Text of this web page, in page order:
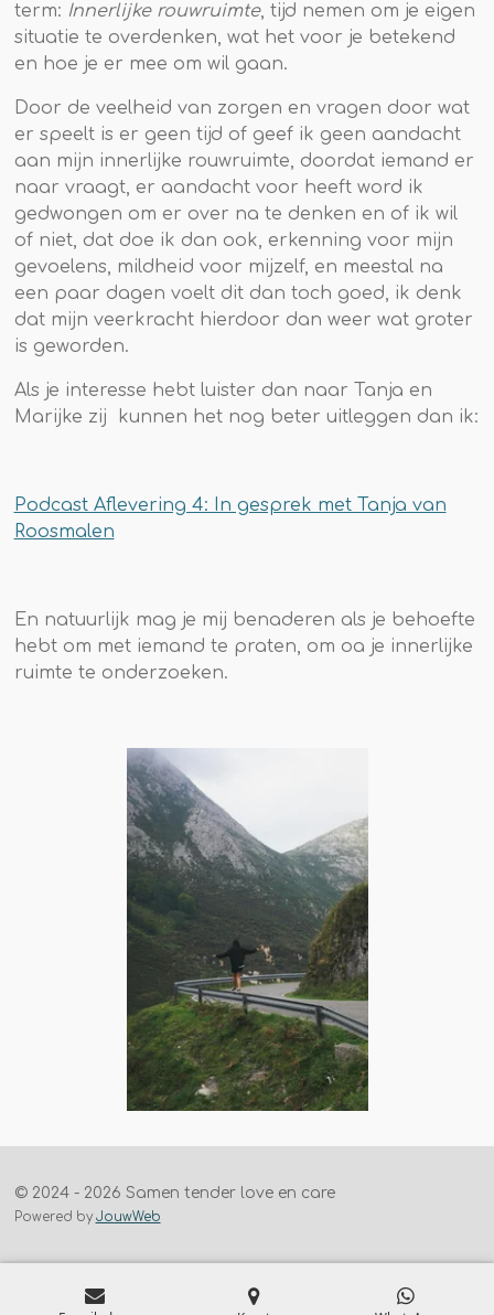
term: Innerlijke rouwruimte, tijd nemen om je eigen
situatie te overdenken, wat het voor je betekend
en hoe je er mee om wil gaan.
Door de veelheid van zorgen en vragen door wat
er speelt is er geen tijd of geef ik geen aandacht
aan mijn innerlijke rouwruimte, doordat iemand er
naar vraagt, er aandacht voor heeft word ik
gedwongen om er over na te denken en of ik wil
of niet, dat doe ik dan ook, erkenning voor mijn
gevoelens, mildheid voor mijzelf, en meestal na
een paar dagen voelt dit dan toch goed, ik denk
dat mijn veerkracht hierdoor dan weer wat groter
is geworden.
Als je interesse hebt luister dan naar Tanja en
Marijke zij kunnen het nog beter uitleggen dan ik:
Podcast Aflevering 4: In gesprek met Tanja van
Roosmalen
En natuurlijk mag je mij benaderen als je behoefte
hebt om met iemand te praten, om oa je innerlijke
ruimte te onderzoeken.
© 2024 - 2026 Samen tender love en care
Powered byJouwWeb